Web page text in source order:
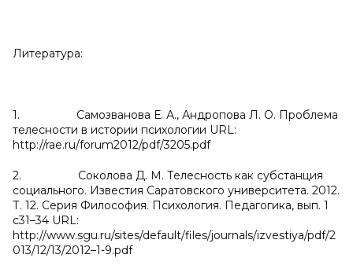
Литература:
1. Самозванова Е. А., Андропова Л. О. Проблема
телесности в истории психологии URL:
http://rae.ru/forum2012/pdf/3205.pdf
2. Соколова Д. М. Телесность как субстанция
социального. Известия Саратовского университета. 2012.
Т. 12. Серия Философия. Психология. Педагогика, вып. 1
с31–34 URL:
http://www.sgu.ru/sites/default/files/journals/izvestiya/pdf/2
013/12/13/2012–1-9.pdf